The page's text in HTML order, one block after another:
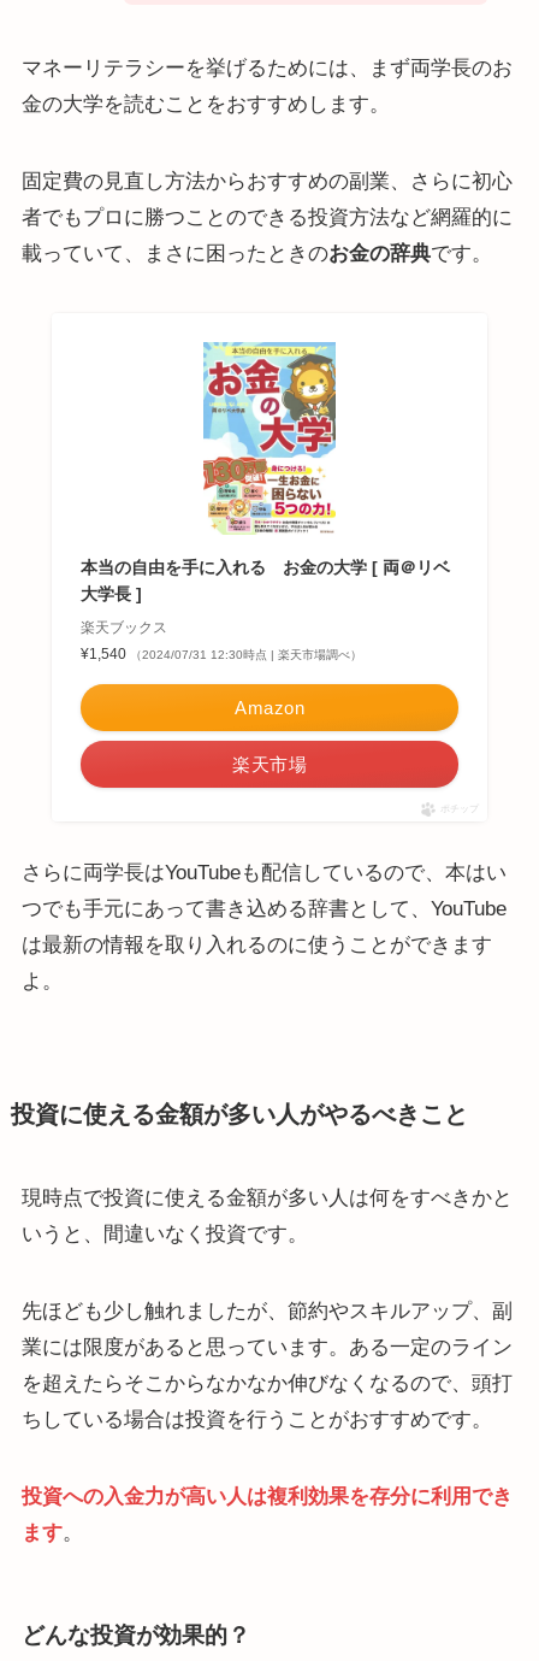
マネーリテラシーを挙げるためには、まず両学長のお
金の大学を読むことをおすすめします。
固定費の見直し方法からおすすめの副業、さらに初心
者でもプロに勝つことのできる投資方法など網羅的に
載っていて、まさに困ったときのお金の辞典です。
本当の自由を手に入れる お金の大学 [ 両＠リベ
大学長 ]
楽天ブックス
¥1,540
（2024/07/31 12:30時点 | 楽天市場調べ）
Amazon
楽天市場
ポチップ
さらに両学長はYouTubeも配信しているので、本はい
つでも手元にあって書き込める辞書として、YouTube
は最新の情報を取り入れるのに使うことができます
よ。
投資に使える金額が多い人がやるべきこと
現時点で投資に使える金額が多い人は何をすべきかと
いうと、間違いなく投資です。
先ほども少し触れましたが、節約やスキルアップ、副
業には限度があると思っています。ある一定のライン
を超えたらそこからなかなか伸びなくなるので、頭打
ちしている場合は投資を行うことがおすすめです。
投資への入金力が高い人は複利効果を存分に利用でき
ます。
どんな投資が効果的？